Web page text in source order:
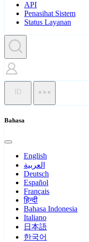
API
Penasihat Sistem
Status Layanan
ID
Bahasa
English
العربية
Deutsch
Español
Français
हिन्दी
Bahasa Indonesia
Italiano
日本語
한국어